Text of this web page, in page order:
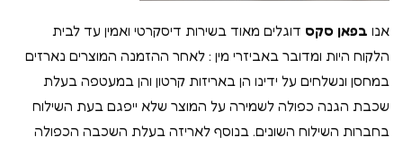
אנו בפאן סקס דוגלים מאוד בשירות דיסקרטי ואמין עד לבית
הלקוח היות ומדובר באביזרי מין : לאחר ההזמנה המוצרים נארזים
במחסן ונשלחים על ידינו הן באריזות קרטון והן במעטפה בעלת
שכבת הגנה כפולה לשמירה על המוצר שלא ייפגם בעת השילוח
בחברות השילוח השונים. בנוסף לאריזה בעלת השכבה הכפולה